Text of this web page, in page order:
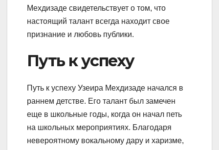
Мехдизаде свидетельствует о том, что
настоящий талант всегда находит свое
признание и любовь публики.
Путь к успеху
Путь к успеху Узеира Мехдизаде начался в
раннем детстве. Его талант был замечен
еще в школьные годы, когда он начал петь
на школьных мероприятиях. Благодаря
невероятному вокальному дару и харизме,